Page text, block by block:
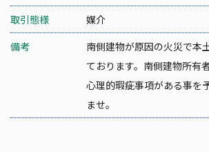
取引態様
媒介
備考
南側建物が原因の火災で本
ております。南側建物所有
心理的瑕疵事項がある事を
ませ。